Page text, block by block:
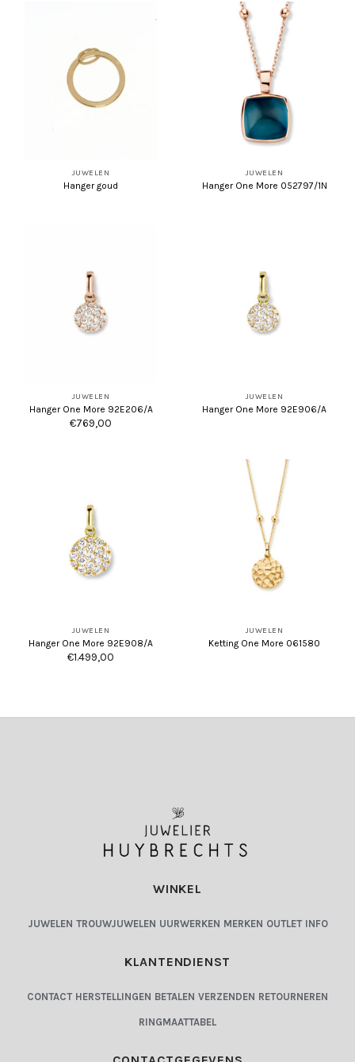
JUWELEN
Hanger goud
JUWELEN
Hanger One More 052797/1N
JUWELEN
Hanger One More 92E206/A
€769,00
JUWELEN
Hanger One More 92E906/A
JUWELEN
Hanger One More 92E908/A
€1.499,00
JUWELEN
Ketting One More 061580
WINKEL
JUWELEN TROUWJUWELEN UURWERKEN MERKEN OUTLET INFO
KLANTENDIENST
CONTACT HERSTELLINGEN BETALEN VERZENDEN RETOURNEREN
RINGMAATTABEL